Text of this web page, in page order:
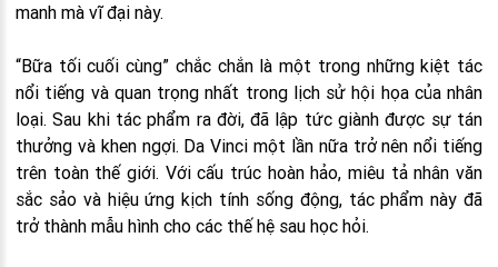
manh mà vĩ đại này.
“Bữa tối cuối cùng” chắc chắn là một trong những kiệt tác
nổi tiếng và quan trọng nhất trong lịch sử hội họa của nhân
loại. Sau khi tác phẩm ra đời, đã lập tức giành được sự tán
thưởng và khen ngợi. Da Vinci một lần nữa trở nên nổi tiếng
trên toàn thế giới. Với cấu trúc hoàn hảo, miêu tả nhân văn
sắc sảo và hiệu ứng kịch tính sống động, tác phẩm này đã
trở thành mẫu hình cho các thế hệ sau học hỏi.